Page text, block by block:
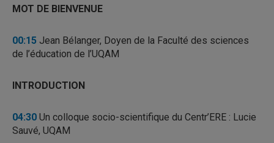
MOT DE BIENVENUE
00:15 Jean Bélanger, Doyen de la Faculté des sciences
de l’éducation de l’UQAM
INTRODUCTION
04:30 Un colloque socio-scientifique du Centr’ERE : Lucie
Sauvé, UQAM